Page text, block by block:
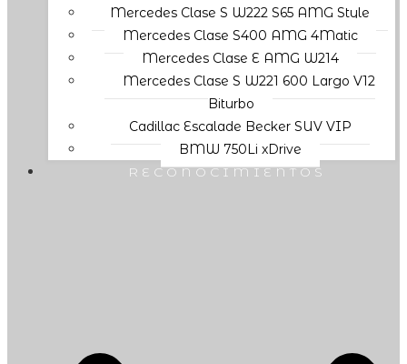
Mercedes Clase S W222 S65 AMG Style
Mercedes Clase S400 AMG 4Matic
Mercedes Clase E AMG W214
Mercedes Clase S W221 600 Largo V12
Biturbo
Cadillac Escalade Becker SUV VIP
BMW 750Li xDrive
RECONOCIMIENTOS